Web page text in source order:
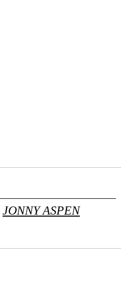
JONNY ASPEN